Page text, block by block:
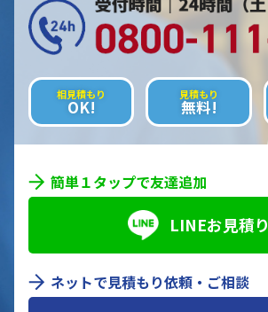
相見積もり
OK!
見積もり
無料!
簡単１タップで友達追加
LINEお見積り
ネットで見積もり依頼・ご相談